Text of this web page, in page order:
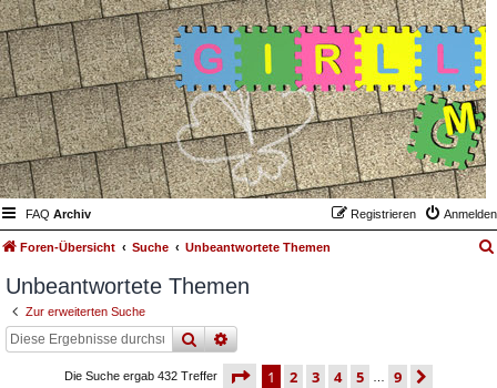
FAQ Archiv Anmelden
Registrieren
Foren-Übersicht Suche Unbeantwortete Themen
Unbeantwortete Themen
Zur erweiterten Suche
sucheerweiterte
Die Suche ergab 432 Treffer seite 1 von 9
1 2 3 4 5 9